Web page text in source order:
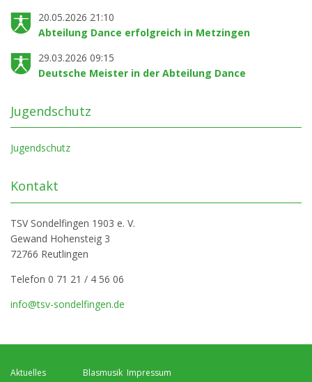
20.05.2026 21:10
Abteilung Dance erfolgreich in Metzingen
29.03.2026 09:15
Deutsche Meister in der Abteilung Dance
Jugendschutz
Jugendschutz
Kontakt
TSV Sondelfingen 1903 e. V.
Gewand Hohensteig 3
72766 Reutlingen
Telefon 0 71 21 / 4 56 06
info@tsv-sondelfingen.de
Navigation
Aktuelles
Navigation
Blasmusik Navigation
Impressum